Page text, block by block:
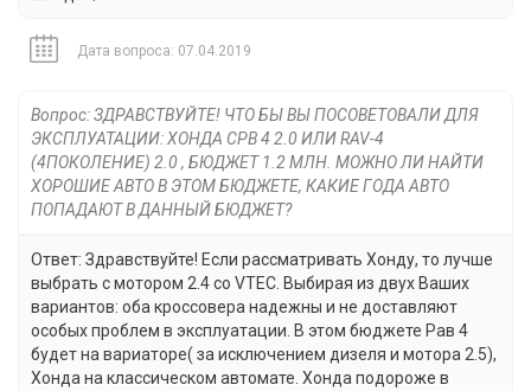
Дата вопроса: 07.04.2019
Вопрос: ЗДРАВСТВУЙТЕ! ЧТО БЫ ВЫ ПОСОВЕТОВАЛИ ДЛЯ
ЭКСПЛУАТАЦИИ: ХОНДА СРВ 4 2.0 ИЛИ RAV-4
(4ПОКОЛЕНИЕ) 2.0 , БЮДЖЕТ 1.2 МЛН. МОЖНО ЛИ НАЙТИ
ХОРОШИЕ АВТО В ЭТОМ БЮДЖЕТЕ, КАКИЕ ГОДА АВТО
ПОПАДАЮТ В ДАННЫЙ БЮДЖЕТ?
Ответ: Здравствуйте! Если рассматривать Хонду, то лучше
выбрать с мотором 2.4 со VTEC. Выбирая из двух Ваших
вариантов: оба кроссовера надежны и не доставляют
особых проблем в эксплуатации. В этом бюджете Рав 4
будет на вариаторе( за исключением дизеля и мотора 2.5),
Хонда на классическом автомате. Хонда подороже в